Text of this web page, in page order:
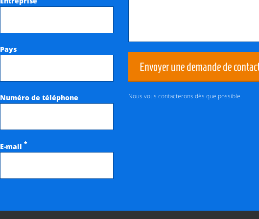
Pays
Numéro de téléphone
E-mail *
Envoyer une demande de
Nous vous contacterons dès que possible.